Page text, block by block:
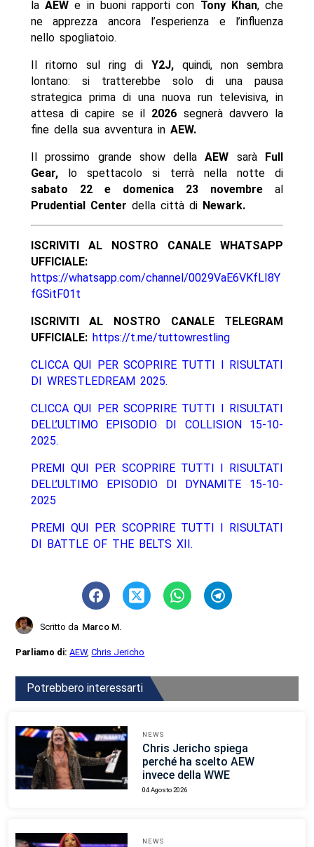
laAEW e in buoni rapporti con Tony Khan, che
ne apprezza ancora l’esperienza e l’influenza
nello spogliatoio.
Il ritorno sul ring diY2J, quindi, non sembra
lontano: si tratterebbe solo di una pausa
strategica prima di una nuova run televisiva, in
attesa di capire se il 2026 segnerà davvero la
fine della sua avventura in AEW.
Il prossimo grande show dellaAEW sarà
Full
Gear,lo spettacolo si terrà nella notte di
sabato 22 e domenica 23 novembreal
Prudential Center della città di Newark.
ISCRIVITI AL NOSTRO CANALE WHATSAPP
UFFICIALE:
https://whatsapp.com/channel/0029VaE6VKfLI8Y
fGSitF01t
ISCRIVITI AL NOSTRO CANALE TELEGRAM
UFFICIALE: https://t.me/tuttowrestling
CLICCA QUI PER SCOPRIRE TUTTI I RISULTATI
DI WRESTLEDREAM 2025.
CLICCA QUI PER SCOPRIRE TUTTI I RISULTATI
DELL’ULTIMO EPISODIO DI COLLISION 15-10-
2025.
PREMI QUI PER SCOPRIRE TUTTI I RISULTATI
DELL’ULTIMO EPISODIO DI DYNAMITE 15-10-
2025
PREMI QUI PER SCOPRIRE TUTTI I RISULTATI
DI BATTLE OF THE BELTS XII.
Scritto da Marco M.
Parliamo di:AEW,Chris Jericho
Potrebbero interessarti
NEWS
Chris Jericho spiega
perché ha scelto AEW
invece della WWE
04 Agosto 2026
NEWS